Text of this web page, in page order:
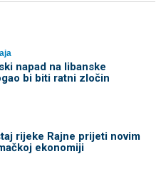
napad na libanske
bi biti ratni zločin
rijeke Rajne prijeti novim
ekonomiji